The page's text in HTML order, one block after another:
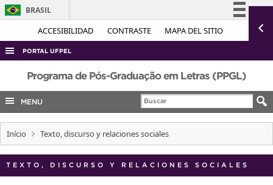
ACCESIBILIDAD CONTRASTE MAPA DEL SITIO
BRASIL
Simplifique!
Acesso à informação
Canais
PORTAL UFPEL
ACESSO À INFORMAÇÃO
AUDITORIA
COBALTO
CONCURSOS
EDITAIS
INTERNACIONAL
Programa de Pós-Graduação em Letras (PPGL)
MENU
Início Texto, discurso y relaciones sociales
TEXTO, DISCURSO Y RELACIONES SOCIALES